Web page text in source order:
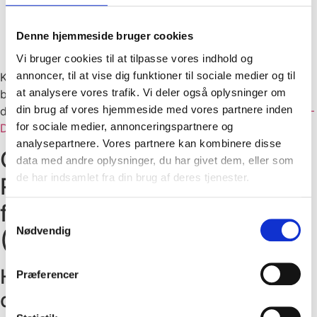
Denne hjemmeside bruger cookies
Vi bruger cookies til at tilpasse vores indhold og
annoncer, til at vise dig funktioner til sociale medier og til
at analysere vores trafik. Vi deler også oplysninger om
din brug af vores hjemmeside med vores partnere inden
for sociale medier, annonceringspartnere og
analysepartnere. Vores partnere kan kombinere disse
data med andre oplysninger, du har givet dem, eller som
de har indsamlet fra din brug af deres tjenester.
Samtykkevalg
Nødvendig
Præferencer
Medbring indflytningsrapporten og fotos som
Sørg for, at alle aftalte forhold bliver indført i
synsrapporten.
Konklusion: Forbered dokumentation inden synet for at
beskytte dit depositum. Yderligere information om
depositum findes også hos Ældre Sagen:aeldresagen.dk –
Depositum og forudbetalt husleje.
Ofte stillede spørgsmål om
Regler for depositum ved
fraflytning: Alt du skal vide
(FAQ)
Hvor meget må udlejer kræve i
depositum?